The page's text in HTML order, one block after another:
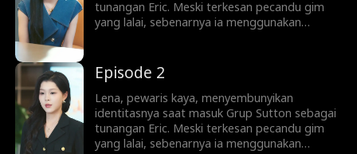
tunangan Eric. Meski terkesan pecandu gim
yang lalai, sebenarnya ia menggunakan
sadar. Ia malah memercayai Sophie,
asistennya yang licik, dan mengabaikan
perhatian Lena...
Episode 2
Lena, pewaris kaya, menyembunyikan
identitasnya saat masuk Grup Sutton sebagai
tunangan Eric. Meski terkesan pecandu gim
yang lalai, sebenarnya ia menggunakan